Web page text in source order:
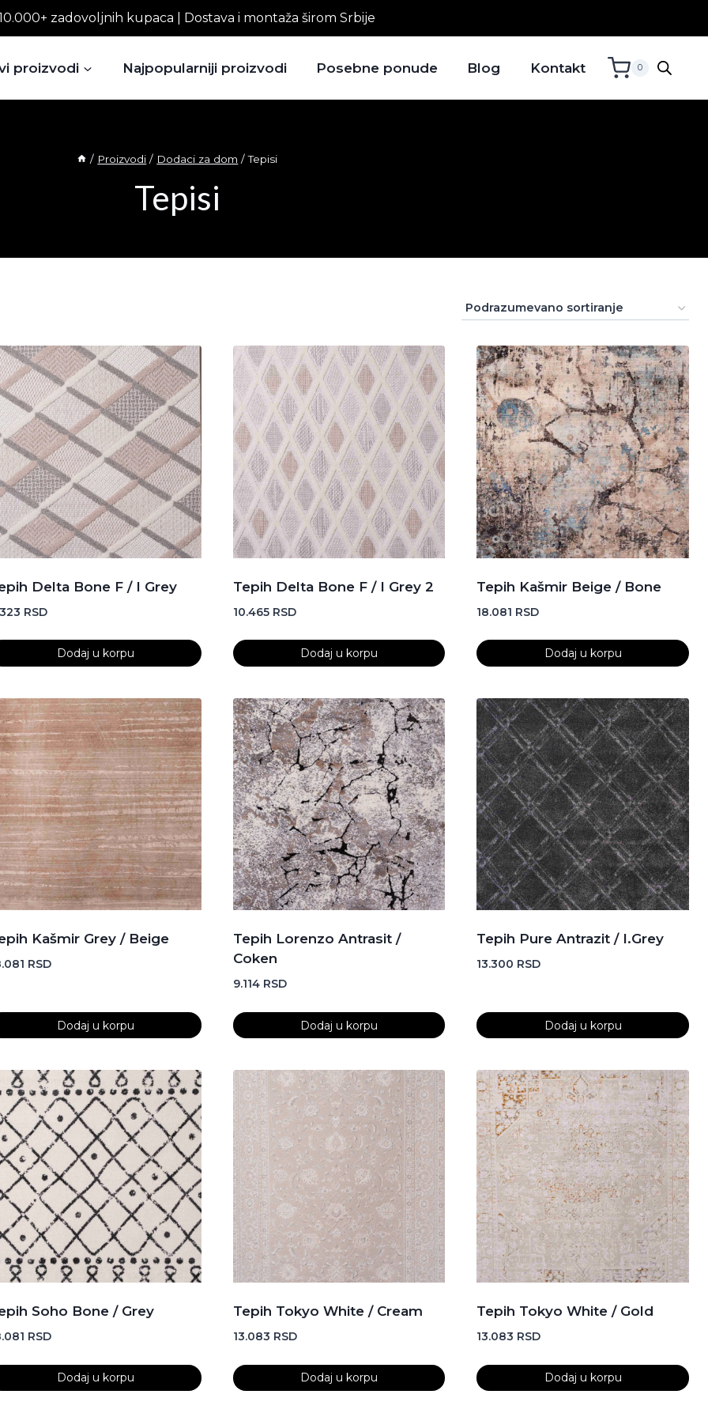
zadovoljnih kupaca | Dostava i montaža širom Srbije
proizvodi Najpopularniji proizvodi Posebne ponude Blog Kontakt 0
/ Proizvodi / Dodaci za dom / Tepisi
Tepisi
Delta Bone F / I Grey
RSD
Dodaj u korpu
Tepih Delta Bone F / I Grey 2
10.465 RSD
Dodaj u korpu
Tepih Kašmir Beige / Bone
18.081 RSD
Dodaj u korpu
Kašmir Grey / Beige
RSD
Dodaj u korpu
Tepih Lorenzo Antrasit /
Coken
9.114 RSD
Dodaj u korpu
Tepih Pure Antrazit / I.Grey
13.300 RSD
Dodaj u korpu
Soho Bone / Grey
RSD
Dodaj u korpu
Tepih Tokyo White / Cream
13.083 RSD
Dodaj u korpu
Tepih Tokyo White / Gold
13.083 RSD
Dodaj u korpu